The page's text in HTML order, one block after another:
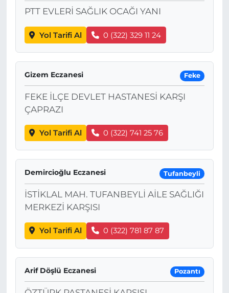
PTT EVLERİ SAĞLIK OCAĞI YANI
Yol Tarifi Al 0 (322) 329 11 24
Gizem Eczanesi Feke
FEKE İLÇE DEVLET HASTANESİ KARŞI
ÇAPRAZI
Yol Tarifi Al 0 (322) 741 25 76
Demircioğlu Eczanesi Tufanbeyli
İSTİKLAL MAH. TUFANBEYLİ AİLE SAĞLIĞI
MERKEZİ KARŞISI
Yol Tarifi Al 0 (322) 781 87 87
Arif Döşlü Eczanesi Pozantı